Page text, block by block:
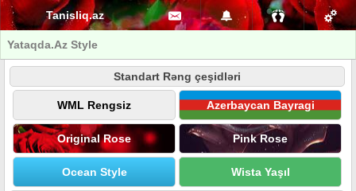
Tanisliq.az
Yataqda.Az Style
Standart Rəng çeşidləri
WML Rengsiz Azerbaycan Bayragi
Original Rose Pink Rose
Ocean Style Wista Yaşıl